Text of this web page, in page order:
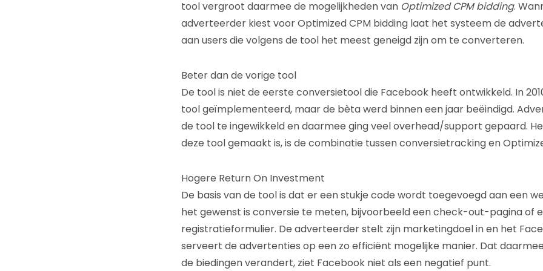
tool vergroot daarmee de mogelijkheden van Optimized CPM bidding.
adverteerder kiest voor Optimized CPM bidding laat het systeem de
aan users die volgens de tool het meest geneigd zijn om te converteren.
Beter dan de vorige tool
De tool is niet de eerste conversietool die Facebook heeft ontwikkeld. In
tool geïmplementeerd, maar de bèta werd binnen een jaar beëindigd.
de tool te ingewikkeld en daarmee ging veel overhead/support gepaard.
deze tool gemaakt is, is de combinatie tussen conversietracking en
Hogere Return On Investment
De basis van de tool is dat er een stukje code wordt toegevoegd aan een
het gewenst is conversie te meten, bijvoorbeeld een check-out-pagina of
registratieformulier. De adverteerder stelt zijn marketingdoel in en het
serveert de advertenties op een zo efficiënt mogelijke manier. Dat
de biedingen verandert, ziet Facebook niet als een negatief punt.